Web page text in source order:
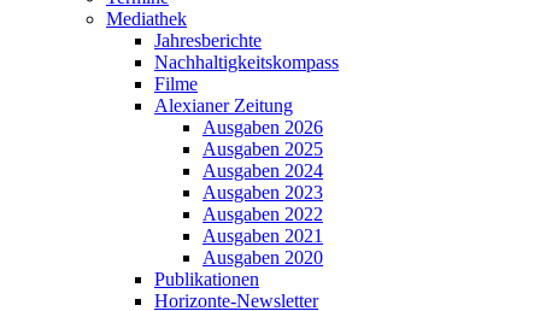
Mediathek
Jahresberichte
Nachhaltigkeitskompass
Filme
Alexianer Zeitung
Ausgaben 2026
Ausgaben 2025
Ausgaben 2024
Ausgaben 2023
Ausgaben 2022
Ausgaben 2021
Ausgaben 2020
Publikationen
Horizonte-Newsletter